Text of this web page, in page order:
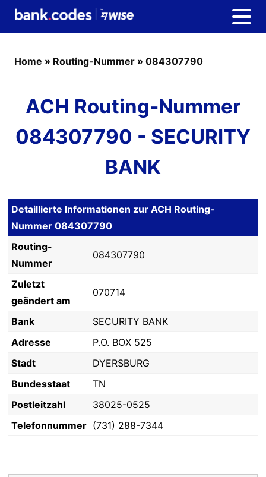
Home » Routing-Nummer » 084307790
ACH Routing-Nummer
084307790 - SECURITY
BANK
Detaillierte Informationen zur ACH Routing-
Nummer 084307790
Routing-
Nummer
084307790
Zuletzt
geändert am
070714
Bank
SECURITY BANK
Adresse
P.O. BOX 525
Stadt
DYERSBURG
Bundesstaat
TN
Postleitzahl
38025-0525
Telefonnummer (731) 288-7344